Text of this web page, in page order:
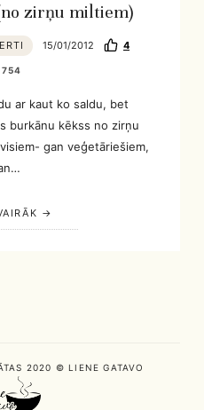
zirņu miltiem)
15/01/2012 4
754
ar kaut ko saldu, bet
burkānu kēkss no zirņu
gan veģetāriešiem,
2020 © LIENE GATAVO